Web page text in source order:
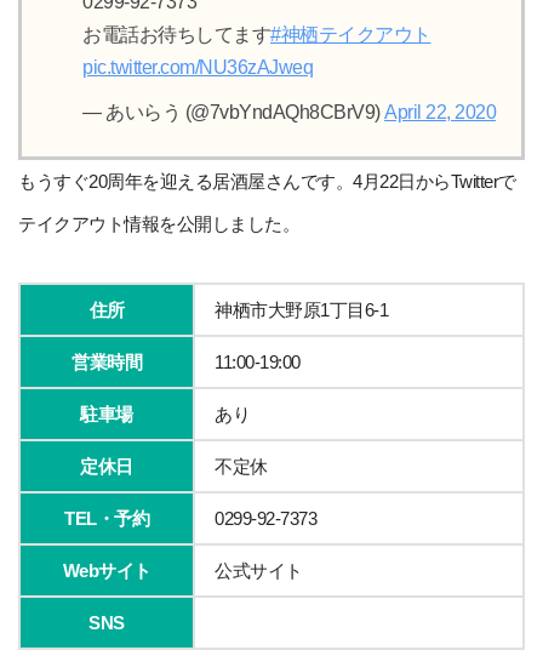
お電話お待ちしてます#神栖テイクアウト
pic.twitter.com/NU36zAJweq
— あいらう (@7vbYndAQh8CBrV9)April 22, 2020
もうすぐ20周年を迎える居酒屋さんです。4月22日からTwitterで
テイクアウト情報を公開しました。
住所 神栖市大野原1丁目6-1
営業時間 11:00-19:00
駐車場 あり
定休日 不定休
TEL・予約 0299-92-7373
Webサイト 公式サイト
SNS